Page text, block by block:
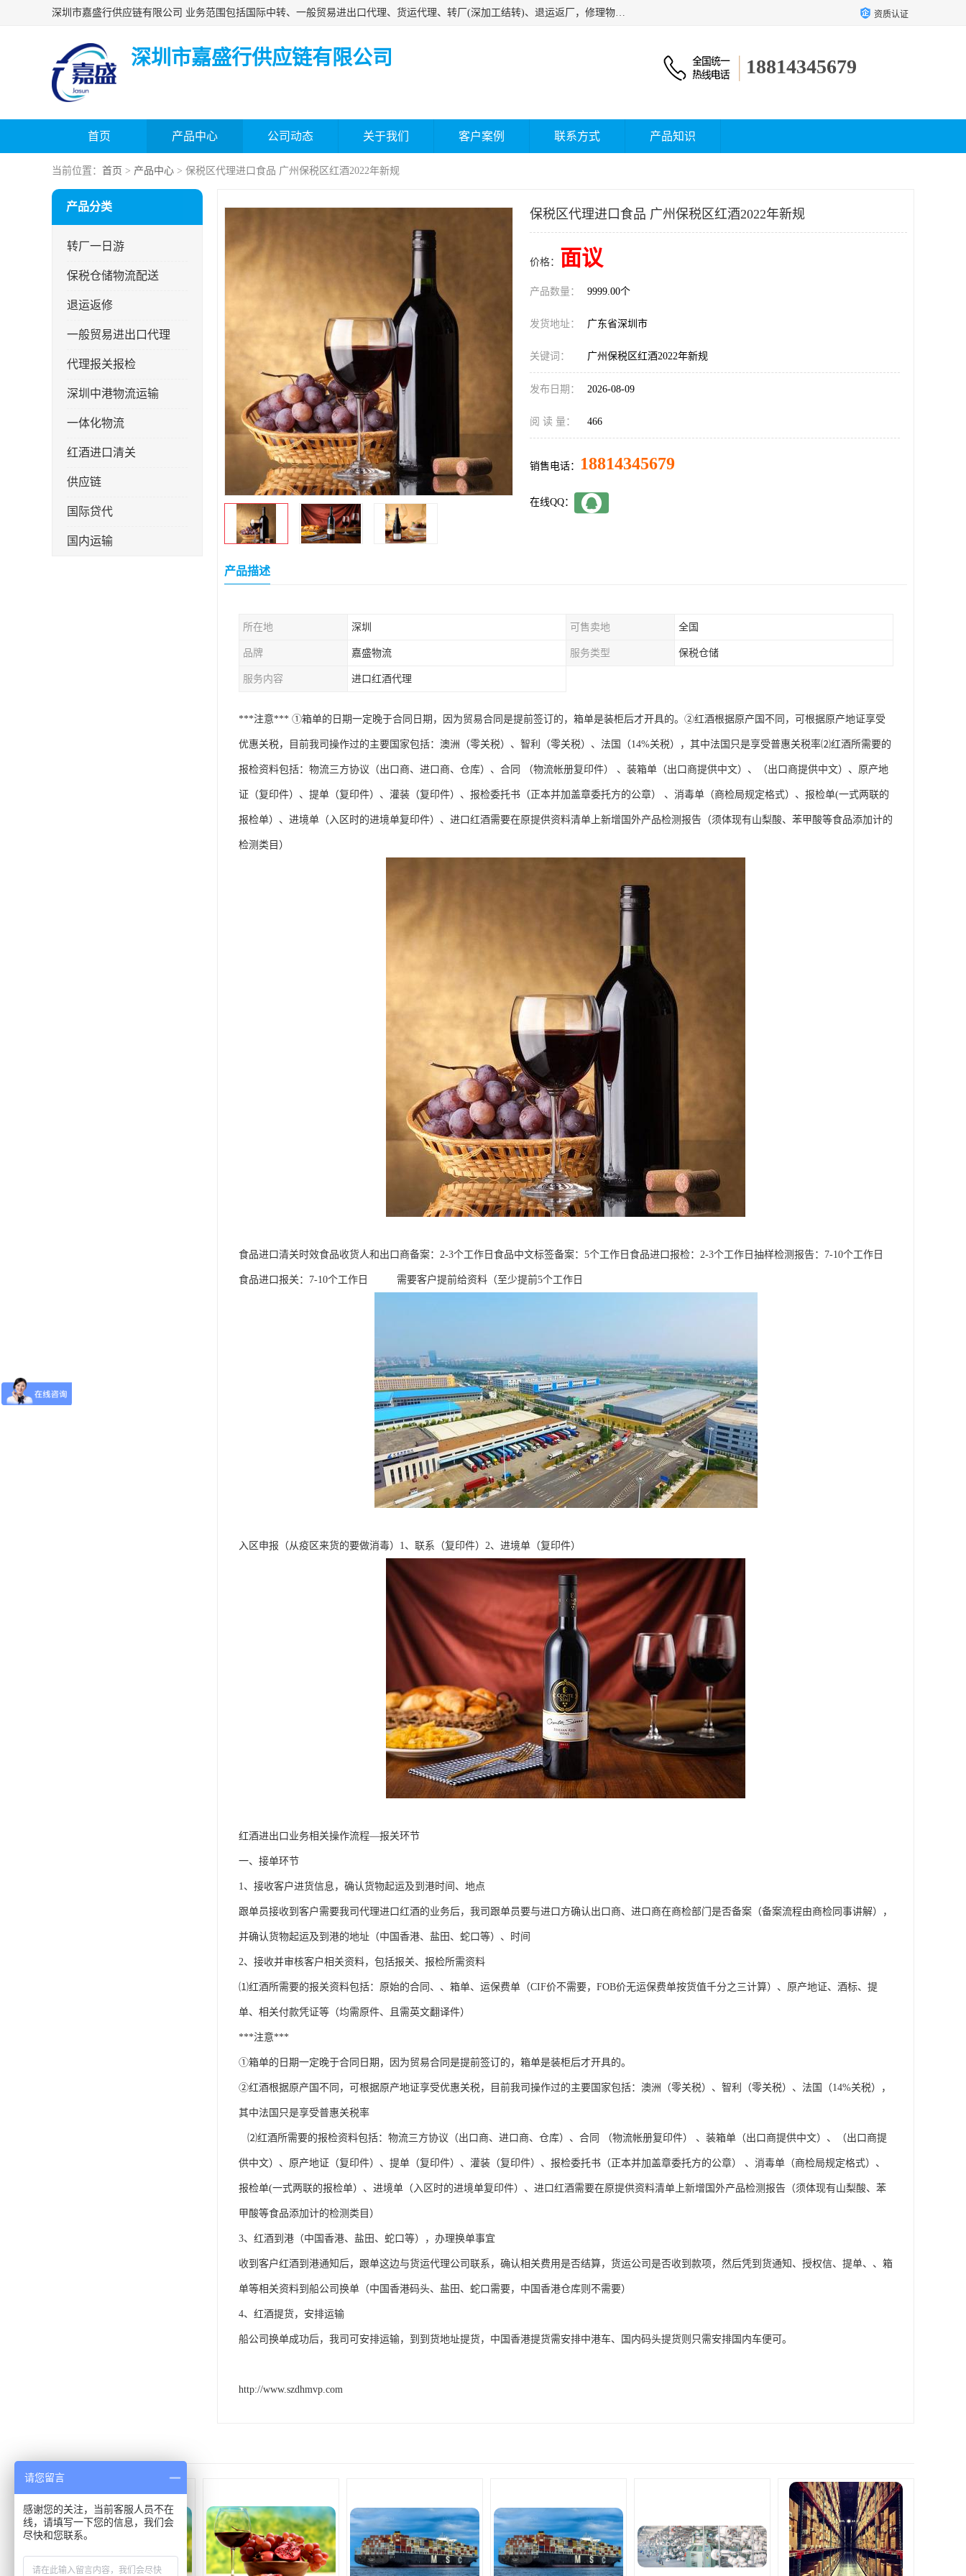
深圳市嘉盛行供应链有限公司 业务范围包括国际中转、一般贸易进出口代理、货运代理、转厂(深加工结转)、退运返厂，修理物品、直接退运、简单加工、更换包装、食品化妆品贴标进口、通关保税仓储，保税生产加工，香港仓库、中港运输专拼货运等服务 资质认证
深圳市嘉盛行供应链有限公司 18814345679
首页 产品中心 公司动态 关于我们 客户案例 联系方式 产品知识
当前位置： 首页 > 产品中心 > 保税区代理进口食品 广州保税区红酒2022年新规
产品分类
转厂一日游
保税仓储物流配送
退运返修
一般贸易进出口代理
代理报关报检
深圳中港物流运输
一体化物流
红酒进口清关
供应链
国际贷代
国内运输
保税区代理进口食品 广州保税区红酒2022年新规
价格： 面议
产品数量： 9999.00个
发货地址： 广东省深圳市
关键词： 广州保税区红酒2022年新规
发布日期： 2026-08-09
阅 读 量： 466
销售电话： 18814345679
在线QQ：
产品描述
所在地 深圳 可售卖地 全国
品牌 嘉盛物流 服务类型 保税仓储
服务内容 进口红酒代理
***注意*** ①箱单的日期一定晚于合同日期，因为贸易合同是提前签订的，箱单是装柜后才开具的。②红酒根据原产国不同，可根据原产地证享受
优惠关税，目前我司操作过的主要国家包括：澳洲（零关税）、智利（零关税）、法国（14%关税），其中法国只是享受普惠关税率⑵红酒所需要的
报检资料包括：物流三方协议（出口商、进口商、仓库）、合同 （物流帐册复印件） 、装箱单（出口商提供中文）、（出口商提供中文）、原产地
证（复印件）、提单（复印件）、灌装（复印件）、报检委托书（正本并加盖章委托方的公章） 、消毒单（商检局规定格式）、报检单(一式两联的
报检单）、进境单（入区时的进境单复印件）、进口红酒需要在原提供资料清单上新增国外产品检测报告（须体现有山梨酸、苯甲酸等食品添加计的
检测类目）
食品进口清关时效食品收货人和出口商备案：2-3个工作日食品中文标签备案：5个工作日食品进口报检：2-3个工作日抽样检测报告：7-10个工作日
食品进口报关：7-10个工作日 需要客户提前给资料（至少提前5个工作日
入区申报（从疫区来货的要做消毒）1、联系（复印件）2、进境单（复印件）
红酒进出口业务相关操作流程—报关环节
一、接单环节
1、接收客户进货信息，确认货物起运及到港时间、地点
跟单员接收到客户需要我司代理进口红酒的业务后，我司跟单员要与进口方确认出口商、进口商在商检部门是否备案（备案流程由商检同事讲解），
并确认货物起运及到港的地址（中国香港、盐田、蛇口等）、时间
2、接收并审核客户相关资料，包括报关、报检所需资料
⑴红酒所需要的报关资料包括：原始的合同、、箱单、运保费单（CIF价不需要，FOB价无运保费单按货值千分之三计算）、原产地证、酒标、提
单、相关付款凭证等（均需原件、且需英文翻译件）
***注意***
①箱单的日期一定晚于合同日期，因为贸易合同是提前签订的，箱单是装柜后才开具的。
②红酒根据原产国不同，可根据原产地证享受优惠关税，目前我司操作过的主要国家包括：澳洲（零关税）、智利（零关税）、法国（14%关税），
其中法国只是享受普惠关税率
⑵红酒所需要的报检资料包括：物流三方协议（出口商、进口商、仓库）、合同 （物流帐册复印件） 、装箱单（出口商提供中文）、（出口商提
供中文）、原产地证（复印件）、提单（复印件）、灌装（复印件）、报检委托书（正本并加盖章委托方的公章） 、消毒单（商检局规定格式）、
报检单(一式两联的报检单）、进境单（入区时的进境单复印件）、进口红酒需要在原提供资料清单上新增国外产品检测报告（须体现有山梨酸、苯
甲酸等食品添加计的检测类目）
3、红酒到港（中国香港、盐田、蛇口等），办理换单事宜
收到客户红酒到港通知后，跟单这边与货运代理公司联系，确认相关费用是否结算，货运公司是否收到款项，然后凭到货通知、授权信、提单、、箱
单等相关资料到船公司换单（中国香港码头、盐田、蛇口需要，中国香港仓库则不需要）
4、红酒提货，安排运输
船公司换单成功后，我司可安排运输，到到货地址提货，中国香港提货需安排中港车、国内码头提货则只需安排国内车便可。
http://www.szdhmvp.com
请您留言
感谢您的关注，当前客服人员不在
线，请填写一下您的信息，我们会
尽快和您联系。